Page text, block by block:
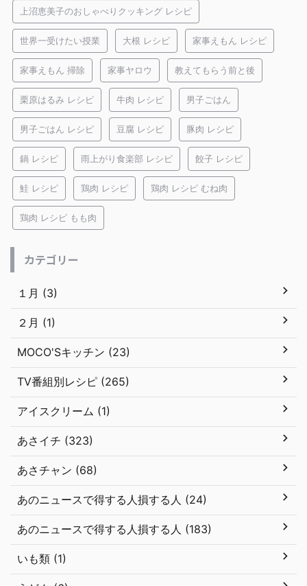
上沼恵美子のおしゃべりクッキング レシピ
世界一受けたい授業 大根 レシピ 家事えもん レシピ
家事えもん 掃除 家事ヤロウ 教えてもらう前と後
栗原はるみ レシピ 牛肉 レシピ 男子ごはん
男子ごはん レシピ 豆腐 レシピ 豚肉 レシピ
鍋 レシピ 雨上がり食楽部 レシピ 餃子 レシピ
鮭 レシピ 鶏肉 レシピ 鶏肉 レシピ むね肉
鶏肉 レシピ もも肉
カテゴリー
１月 (3)
２月 (1)
MOCO'Sキッチン (23)
TV番組別レシピ (265)
アイスクリーム (1)
あさイチ (323)
あさチャン (68)
あのニュースで得する人損する人 (24)
あのニュースで得する人損する人 (183)
いも類 (1)